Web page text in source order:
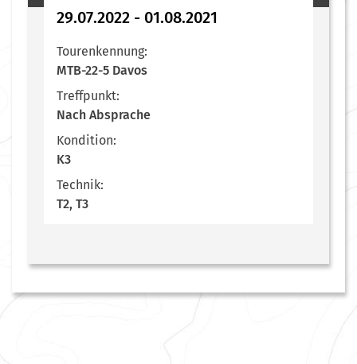
29.07.2022 - 01.08.2021
Tourenkennung:
MTB-22-5 Davos
Treffpunkt:
Nach Absprache
Kondition:
K3
Technik:
T2, T3